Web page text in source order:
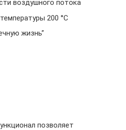
воздушного потока
200 °С
жизнь”
позволяет